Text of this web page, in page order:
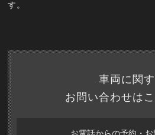
す。
車両に関
お問い合わせは